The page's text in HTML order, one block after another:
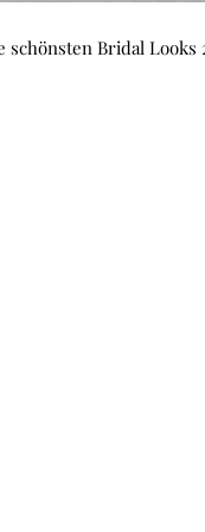
Bridal Looks